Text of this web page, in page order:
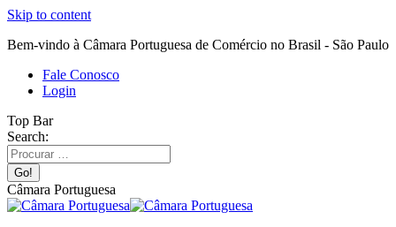
Skip to content
Bem-vindo à Câmara Portuguesa de Comércio no Brasil - São Paulo
Fale Conosco
Login
Top Bar
Search:
Câmara Portuguesa